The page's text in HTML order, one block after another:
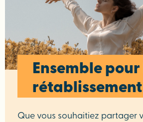
Ensemble pour
rétablissement
Que vous souhaitiez partager